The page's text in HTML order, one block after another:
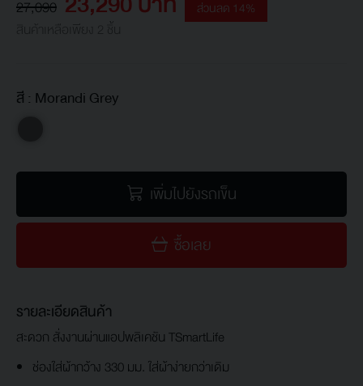
27,090 ส่วนลด 14%
สี : Morandi Grey
เพิ่มไปยังรถเข็น
ซื้อเลย
รายละเอียดสินค้า
สะดวก สั่งงานผ่านแอปพลิเคชัน TSmartLife
ช่องใส่ผ้ากว้าง 330 มม. ใส่ผ้าง่ายกว่าเดิม